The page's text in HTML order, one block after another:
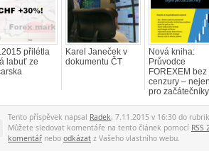
přilétla
labuť ze
Karel Janeček v
dokumentu ČT
Nová kniha:
Průvodce
FOREXEM bez
cenzury – nejen
pro začátečníky
Tento příspěvek napsal Radek, 7.11.2015 v 16:30 do
Můžete sledovat komentáře na tento článek pomocí RSS
komentář nebo odkázat z Vašeho vlastního webu.